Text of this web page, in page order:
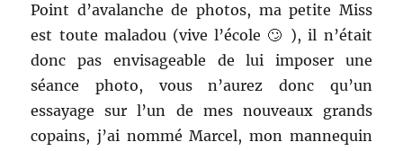
Point d’avalanche de photos, ma petite Miss
est toute maladou (vive l’école 🙄 ), il n’était
donc pas envisageable de lui imposer une
séance photo, vous n’aurez donc qu’un
essayage sur l’un de mes nouveaux grands
copains, j’ai nommé Marcel, mon mannequin